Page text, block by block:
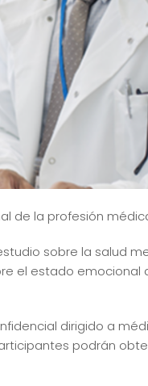
de la profesión
sobre la salud
el estado emocional
dirigido a
podrán